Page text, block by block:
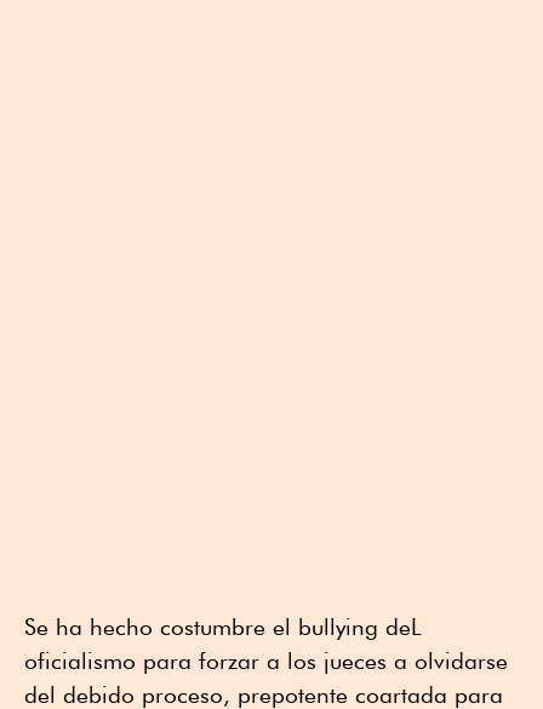
Se ha hecho costumbre el bullying deL
oficialismo para forzar a los jueces a olvidarse
del debido proceso, prepotente coartada para